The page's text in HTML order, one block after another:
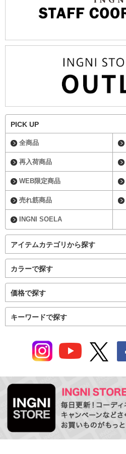
PICK UP
全商品
再入荷商品
WEB限定商品
売れ筋商品
INGNI SOELA
アイテムカテゴリから探す
カラーで探す
価格で探す
キーワードで探す